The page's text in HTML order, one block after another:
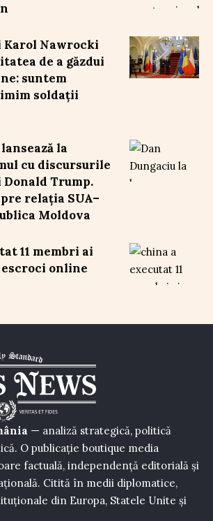
Karol Nawrocki
de a găzdui
suntem
soldații
la
cu discursurile
Trump.
relația SUA–
Moldova
11 membri ai
escroci online
— analiză strategică, politică
O publicație boutique media
factuală, independență editorială și
Citită în medii diplomatice,
din Europa, Statele Unite și